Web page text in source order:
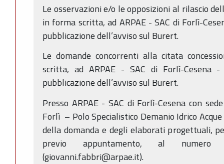
Le osservazioni e/o le opposizioni al rilascio
in forma scritta, ad ARPAE - SAC di Forlì-
pubblicazione dell’avviso sul Burert.
Le domande concorrenti alla citata
scritta, ad ARPAE - SAC di Forlì-
pubblicazione dell’avviso sul Burert.
Presso ARPAE - SAC di Forlì-Cesena con
Forlì – Polo Specialistico Demanio Idrico
della domanda e degli elaborati progettuali,
previo appuntamento, al
(giovanni.fabbri@arpae.it).